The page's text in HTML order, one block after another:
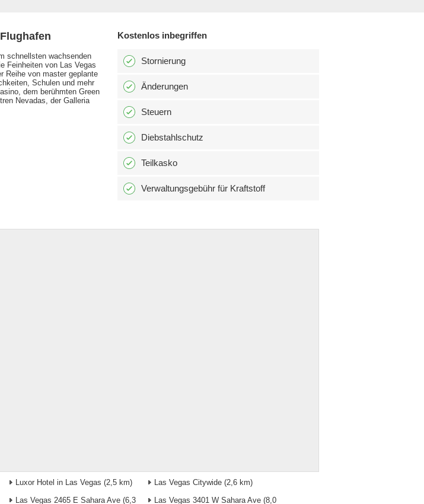
schnellsten wachsenden
Feinheiten von Las Vegas
Reihe von master geplante
Schulen und mehr
dem berühmten Green
Nevadas, der Galleria
Kostenlos inbegriffen
Stornierung
Änderungen
Steuern
Diebstahlschutz
Teilkasko
Verwaltungsgebühr für Kraftstoff
Luxor Hotel in Las Vegas (2,5 km) Las Vegas Citywide (2,6 km)
Las Vegas 2465 E Sahara Ave (6,3 Las Vegas 3401 W Sahara Ave (8,0